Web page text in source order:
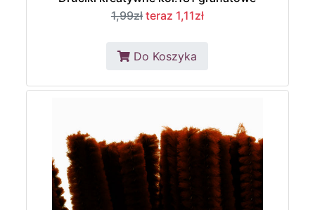
1,99zł teraz 1,11zł
Do Koszyka